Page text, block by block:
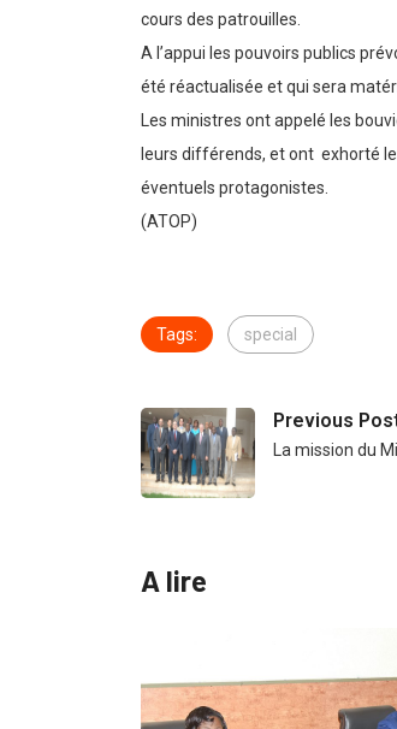
cours des patrouilles.
A l’appui les pouvoirs publics
été réactualisée et qui sera
Les ministres ont appelé les
leurs différends, et ont exhorté
éventuels protagonistes.
(ATOP)
Tags: special
Previous
La mission du
A lire